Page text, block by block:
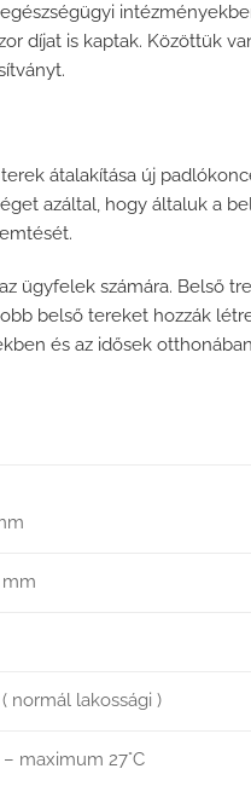
díjat is kaptak. Közöttük
átalakítása új
azáltal, hogy általuk a
ügyfelek számára. Belső
belső tereket hozzák
és az idősek
mm
normál lakossági )
maximum 27°C